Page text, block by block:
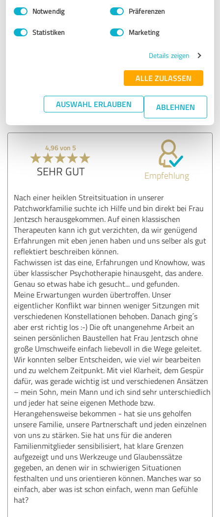
Impressum Datenschutzbestimmungen
Einwilligungsauswahl
Notwendig Präferenzen
Statistiken Marketing
Details zeigen
ALLE ZULASSEN
AUSWAHL ERLAUBEN ABLEHNEN
Familienleuchtturm
Kommentar von Familienleuchtturm:
Lieber R., ich danke sehr für diese ausführliche und
offene Einschätzung und für die Zeit dafür!
4,96 von 5
SEHR GUT Empfehlung
Nach einer heiklen Streitsituation in unserer
Patchworkfamilie suchte ich Hilfe und bin direkt bei Frau
Jentzsch herausgekommen. Auf einen klassischen
Therapeuten kann ich gut verzichten, da wir genügend
Erfahrungen mit eben jenen haben und uns selber als gut
reflektiert beschreiben können.
Fachwissen ist das eine, Erfahrungen und Knowhow, was
über klassischer Psychotherapie hinausgeht, das andere.
Genau so etwas habe ich gesucht... und gefunden.
Meine Erwartungen wurden übertroffen. Unser
eigentlicher Konflikt war binnen weniger Sitzungen mit
verschiedenen Konstellationen behoben. Danach ging´s
aber erst richtig los :-) Die oft unangenehme Arbeit an
seinen persönlichen Baustellen hat Frau Jentzsch ohne
große Umschweife einfach liebevoll in die Wege geleitet.
Wir konnten selber Entscheiden, wie viel wir bearbeiten
und zu welchem Zeitpunkt. Mit viel Klarheit, dem Gespür
dafür, was gerade wichtig ist und verschiedenen Ansätzen
– mein Sohn, mein Mann und ich sind sehr unterschiedlich
und jeder hat seine eigenen Methode bzw.
Herangehensweise bekommen - hat sie uns geholfen
unsere Familie, unsere Partnerschaft und jeden einzelnen
von uns zu stärken. Sie hat uns für die anderen
Familienmitglieder sensibilisiert, hat klare Grenzen
aufgezeigt und uns Werkzeuge und Glaubenssätze
gegeben, an denen wir in schwierigen Situationen
festhalten und uns orientieren können. Manches war so
einfach, aber was ist schon einfach, wenn man Gefühle
hat?